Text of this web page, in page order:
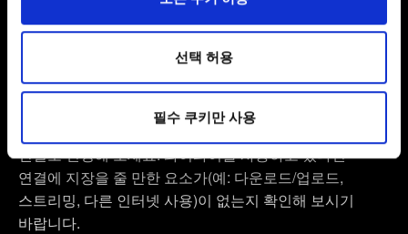
관련 기술적 피드백을 제공하여 사용자의 웹사이트 이용
환경을 개선하기 위해 사용됩니다. 예를 들어, 소셜
미디어를 통해 사용자와 소통할 경우, 사용자의 선호도를
파악하기 위해 쿠키의 일부를 저희 파트너와 공유할 수도
있습니다. 물론, 이처럼 선택적으로 쿠키를 사용할
경우에는 사용자의 동의를 구할 것입니다.
쿠키 사용에 관한 세부 사항이나 관련 설정은 아래의
"Settings" 메뉴에서 확인할 수 있습니다.
선택 허용
필수 쿠키만 사용
Games와 iOS용 Game Center)를 사용하기 때문에 제대로
확인하려면 온라인에 접속해야 합니다.
리더보드가 비어 있거나 업데이트되지 않으면 인터넷
연결을 확인하세요. 와이파이를 사용 중이라면 모바일
데이터 연결로, 모바일 데이터를 사용 중이라면 와이파이
연결로 변경해 보세요. 와이파이를 사용하고 있다면
연결에 지장을 줄 만한 요소가(예: 다운로드/업로드,
스트리밍, 다른 인터넷 사용)이 없는지 확인해 보시기
바랍니다.